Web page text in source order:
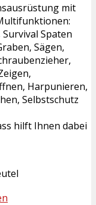
mit
Spaten
Sägen,
Harpunieren,
Selbstschutz
hilft Ihnen dabei